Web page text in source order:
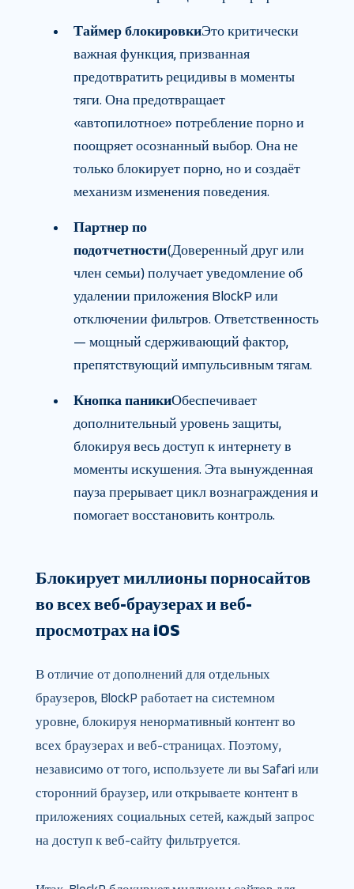
Таймер блокировкиЭто критически
важная функция, призванная
предотвратить рецидивы в моменты
тяги. Она предотвращает
«автопилотное» потребление порно и
поощряет осознанный выбор. Она не
только блокирует порно, но и создаёт
механизм изменения поведения.
Партнер по
подотчетности(Доверенный друг или
член семьи) получает уведомление об
удалении приложения BlockP или
отключении фильтров. Ответственность
— мощный сдерживающий фактор,
препятствующий импульсивным тягам.
Кнопка паникиОбеспечивает
дополнительный уровень защиты,
блокируя весь доступ к интернету в
моменты искушения. Эта вынужденная
пауза прерывает цикл вознаграждения и
помогает восстановить контроль.
Блокирует миллионы порносайтов
во всех веб-браузерах и веб-
просмотрах на iOS
В отличие от дополнений для отдельных
браузеров, BlockP работает на системном
уровне, блокируя ненормативный контент во
всех браузерах и веб-страницах. Поэтому,
независимо от того, используете ли вы Safari или
сторонний браузер, или открываете контент в
приложениях социальных сетей, каждый запрос
на доступ к веб-сайту фильтруется.